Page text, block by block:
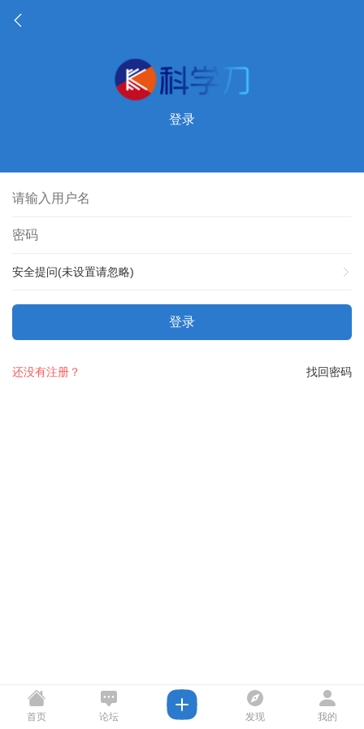
登录
安全提问(未设置请忽略)
登录
找回密码
还没有注册？
首页 论坛 发现 我的